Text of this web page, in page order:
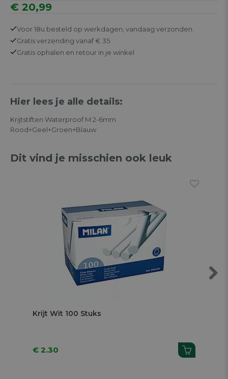
€ 20,99
Voor 18u besteld op werkdagen, vandaag verzonden.
Gratisverzending vanaf € 35
Gratis ophalen en retour in je winkel
Hier lees je alle details:
Krijtstiften Waterproof M 2-6mm
Rood+Geel+Groen+Blauw
Dit vind je misschien ook leuk
Krijt Wit 100 Stuks
€ 2.30